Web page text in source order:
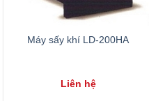
Máy sấy khí LD-200HA
Liên hệ